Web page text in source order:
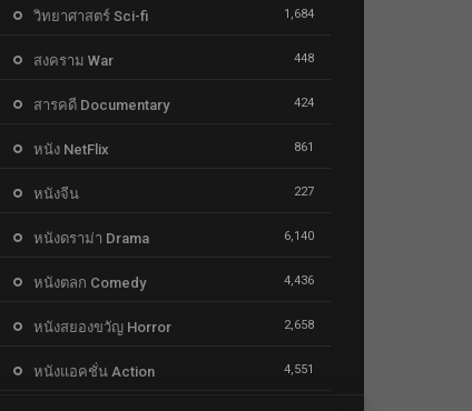
วิทยาศาสตร์ Sci-fi 1,684
สงคราม War 448
สารคดี Documentary 424
หนัง NetFlix 861
หนังจีน 227
หนังดราม่า Drama 6,140
หนังตลก Comedy 4,436
หนังสยองขวัญ Horror 2,658
หนังแอคชั่น Action 4,551